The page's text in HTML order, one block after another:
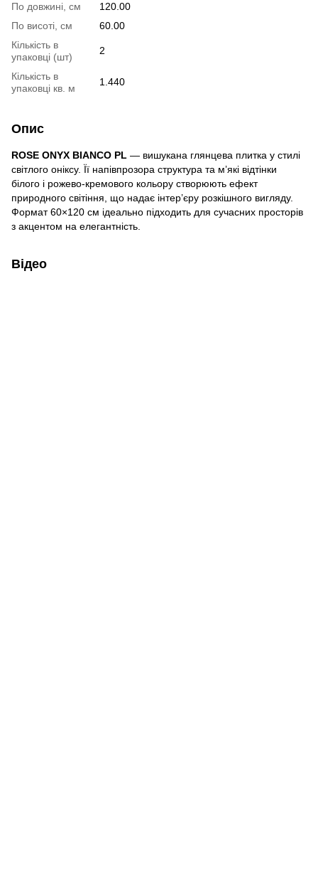
По довжині, см
120.00
По висоті, см
60.00
Кількість в
упаковці (шт)
2
Кількість в
упаковці кв. м
1.440
Опис
ROSE ONYX BIANCO PL — вишукана глянцева плитка у стилі
світлого оніксу. Її напівпрозора структура та м’які відтінки
білого і рожево-кремового кольору створюють ефект
природного світіння, що надає інтер’єру розкішного вигляду.
Формат 60×120 см ідеально підходить для сучасних просторів
з акцентом на елегантність.
Відео